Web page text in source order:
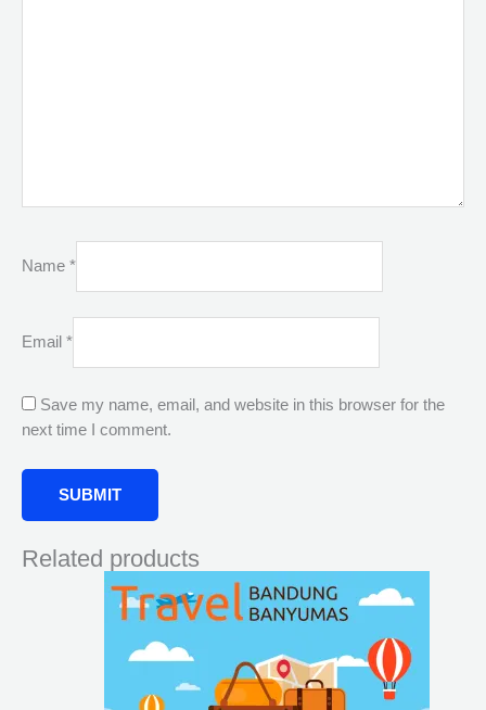
Name *
Email *
Save my name, email, and website in this browser for the
next time I comment.
Related products